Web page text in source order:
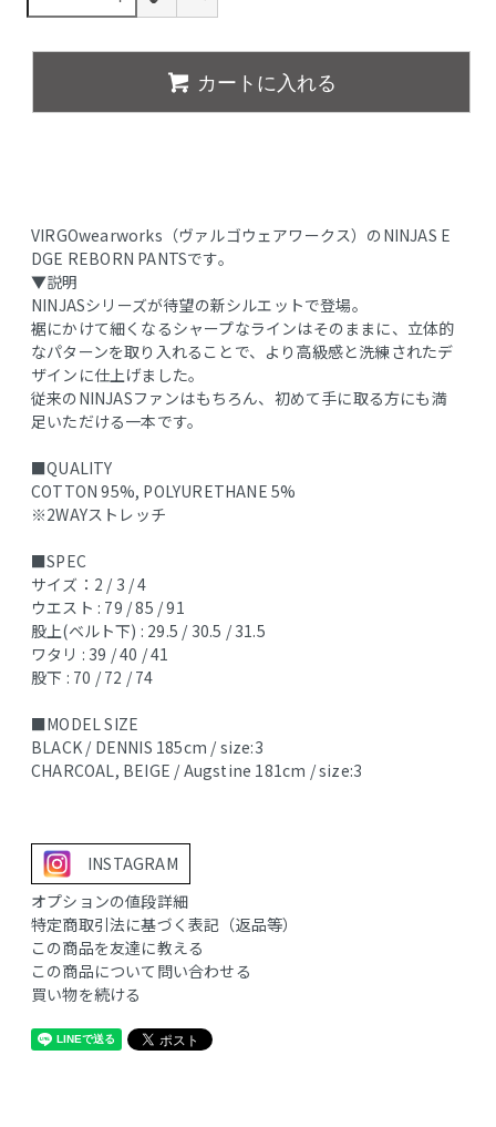
カートに入れる
VIRGOwearworks（ヴァルゴウェアワークス）のNINJAS E
DGE REBORN PANTSです。
▼説明
NINJASシリーズが待望の新シルエットで登場。
裾にかけて細くなるシャープなラインはそのままに、立体的
なパターンを取り入れることで、より高級感と洗練されたデ
ザインに仕上げました。
従来のNINJASファンはもちろん、初めて手に取る方にも満
足いただける一本です。
■QUALITY
COTTON 95%, POLYURETHANE 5%
※2WAYストレッチ
■SPEC
サイズ：2 / 3 / 4
ウエスト : 79 / 85 / 91
股上(ベルト下) : 29.5 / 30.5 / 31.5
ワタリ : 39 / 40 / 41
股下 : 70 / 72 / 74
■MODEL SIZE
BLACK / DENNIS 185cm / size:3
CHARCOAL, BEIGE / Augstine 181cm / size:3
INSTAGRAM
オプションの値段詳細
特定商取引法に基づく表記（返品等）
この商品を友達に教える
この商品について問い合わせる
買い物を続ける